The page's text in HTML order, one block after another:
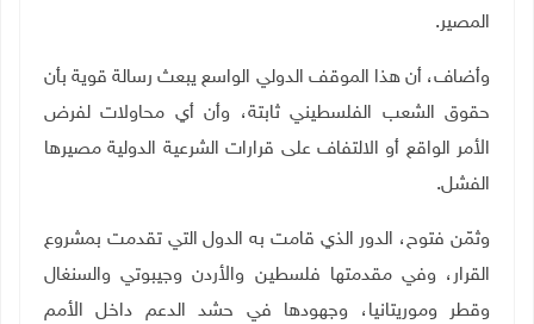
المصير.
وأضاف، أن هذا الموقف الدولي الواسع يبعث رسالة قوية بأن
حقوق الشعب الفلسطيني ثابتة، وأن أي محاولات لفرض
الأمر الواقع أو الالتفاف على قرارات الشرعية الدولية مصيرها
الفشل.
وثمّن فتوح، الدور الذي قامت به الدول التي تقدمت بمشروع
القرار، وفي مقدمتها فلسطين والأردن وجيبوتي والسنغال
وقطر وموريتانيا، وجهودها في حشد الدعم داخل الأمم